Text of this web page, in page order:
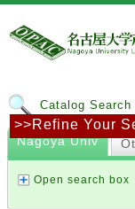
Catalog
Nagoya Univ
Open search box
>>Refine Your